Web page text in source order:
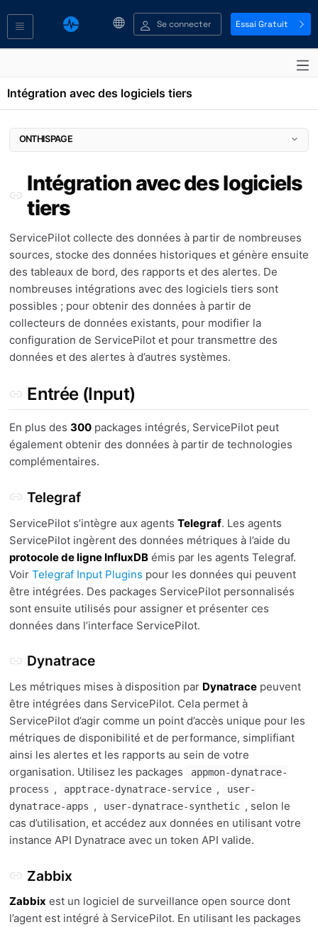
Se connecter Essai Gratuit
Intégration avec des logiciels tiers
Intégration avec des logiciels
tiers
ServicePilot collecte des données à partir de nombreuses
sources, stocke des données historiques et génère ensuite
des tableaux de bord, des rapports et des alertes. De
nombreuses intégrations avec des logiciels tiers sont
possibles ; pour obtenir des données à partir de
collecteurs de données existants, pour modifier la
configuration de ServicePilot et pour transmettre des
données et des alertes à d’autres systèmes.
Entrée (Input)
En plus des 300packages intégrés, ServicePilot peut
également obtenir des données à partir de technologies
complémentaires.
Telegraf
ServicePilot s’intègre aux agents Telegraf. Les agents
ServicePilot ingèrent des données métriques à l’aide du
protocole de ligne InfluxDBémis par les agents Telegraf.
Voir Telegraf Input Plugins pour les données qui peuvent
être intégrées. Des packages ServicePilot personnalisés
sont ensuite utilisés pour assigner et présenter ces
données dans l’interface ServicePilot.
Dynatrace
Les métriques mises à disposition par Dynatracepeuvent
être intégrées dans ServicePilot. Cela permet à
ServicePilot d’agir comme un point d’accès unique pour les
métriques de disponibilité et de performance, simplifiant
ainsi les alertes et les rapports au sein de votre
organisation. Utilisez les packages
appmon-dynatrace-
process , apptrace-dynatrace-service ,
user-
dynatrace-apps , user-dynatrace-synthetic , selon le
cas d’utilisation, et accédez aux données en utilisant votre
instance API Dynatrace avec un token API valide.
Zabbix
Zabbix est un logiciel de surveillance open source dont
l’agent est intégré à ServicePilot. En utilisant les packages
ONTHISPAGE
Entrée (Input)
Telegraf
Dynatrace
NRPE
Datadog APM
Sortie (Output)
Webhooks, Slack, Pagerduty, ServiceNow